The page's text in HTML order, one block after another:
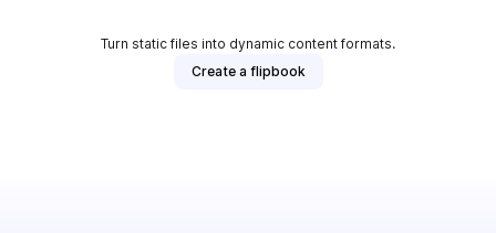
Turn static files into dynamic content formats.
Create a flipbook